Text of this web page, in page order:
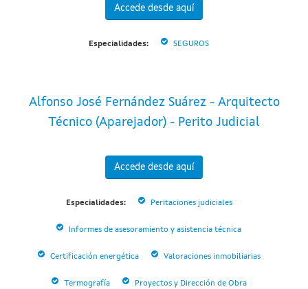
Accede desde aquí
Especialidades: SEGUROS
Alfonso José Fernández Suárez - Arquitecto
Técnico (Aparejador) - Perito Judicial
Accede desde aquí
Especialidades: Peritaciones judiciales
Informes de asesoramiento y asistencia técnica
Certificación energética Valoraciones inmobiliarias
Termografía Proyectos y Dirección de Obra